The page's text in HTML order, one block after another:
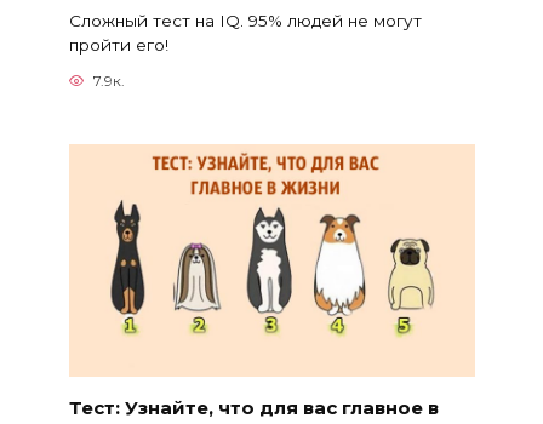
Сложный тест на IQ. 95% людей не могут
пройти его!
7.9к.
Тест: Узнайте, что для вас главное в